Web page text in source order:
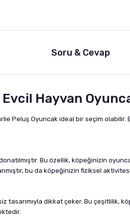
Soru & Cevap
Hayvan
Peluş Oyuncak ideal bir seçim
Bu özellik, köpeğinizin
bu da köpeğinizin fiziksel
tasarımıyla dikkat çeker. Bu çeşitlilik,